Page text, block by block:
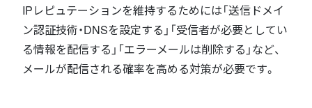
IPレピュテーションを維持するためには「送信ドメイ
ン認証技術・DNSを設定する」「受信者が必要としてい
る情報を配信する」「エラーメールは削除する」など、
メールが配信される確率を高める対策が必要です。